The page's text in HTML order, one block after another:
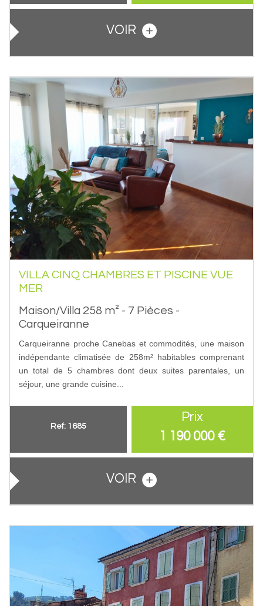
VOIR
VILLA CINQ CHAMBRES ET PISCINE VUE
MER
Maison/Villa 258 m² - 7 Pièces -
Carqueiranne
Carqueiranne proche Canebas et commodités, une maison
indépendante climatisée de 258m² habitables comprenant
un total de 5 chambres dont deux suites parentales, un
séjour, une grande cuisine...
Ref: 1685
Prix
1 190 000 €
VOIR